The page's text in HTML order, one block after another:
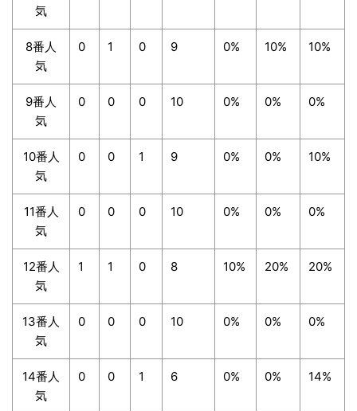
気
8番人
気
0 1 0 9 0% 10% 10%
9番人
気
0 0 0 10 0% 0% 0%
10番人
気
0 0 1 9 0% 0% 10%
11番人
気
0 0 0 10 0% 0% 0%
12番人
気
1 1 0 8 10% 20% 20%
13番人
気
0 0 0 10 0% 0% 0%
14番人
気
0 0 1 6 0% 0% 14%